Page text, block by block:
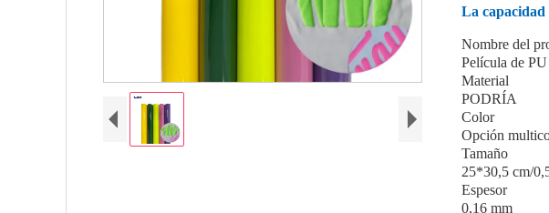
La capacidad
Nombre del
Película de
Material
PODRÍA
Color
Opción
Tamaño
25*30,5 cm/
Espesor
0,16 mm